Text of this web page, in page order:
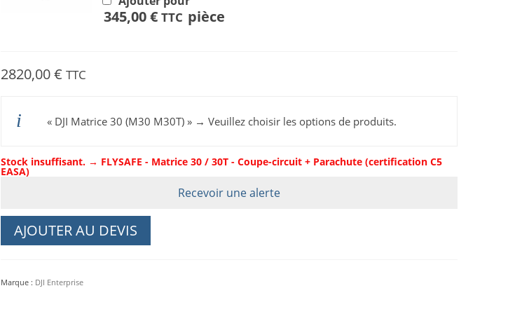
345,00€ TTC pièce
2820,00€ TTC
« DJI Matrice 30 (M30 M30T) »→ Veuillez choisir les options de produits.
Stock insuffisant. → FLYSAFE - Matrice 30 / 30T - Coupe-circuit + Parachute (certification C5
EASA)
Recevoir une alerte
AJOUTER AU DEVIS
Marque : DJI Enterprise